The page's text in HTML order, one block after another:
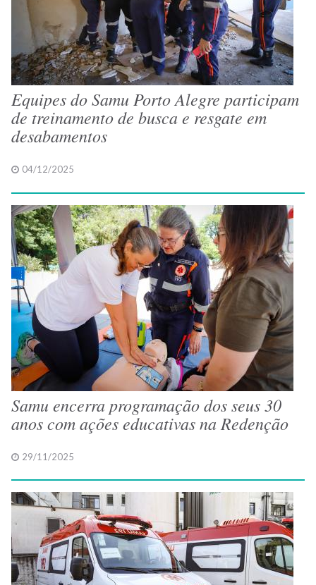
Equipes do Samu Porto Alegre participam
de treinamento de busca e resgate em
desabamentos
04/12/2025
Samu encerra programação dos seus 30
anos com ações educativas na Redenção
29/11/2025